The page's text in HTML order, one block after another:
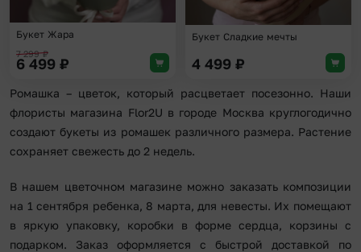
Букет Жара
7 299₽
6 499 ₽
Букет Сладкие мечты
4 499 ₽
Ромашка – цветок, который расцветает посезонно. Наши
флористы магазина Flor2U в городе Москва круглогодично
создают букеты из ромашек различного размера. Растение
сохраняет свежесть до 2 недель.
В нашем цветочном магазине можно заказать композиции
на 1 сентября ребенка, 8 марта, для невесты. Их помещают
в яркую упаковку, коробки в форме сердца, корзины с
подарком. Заказ оформляется с быстрой доставкой по